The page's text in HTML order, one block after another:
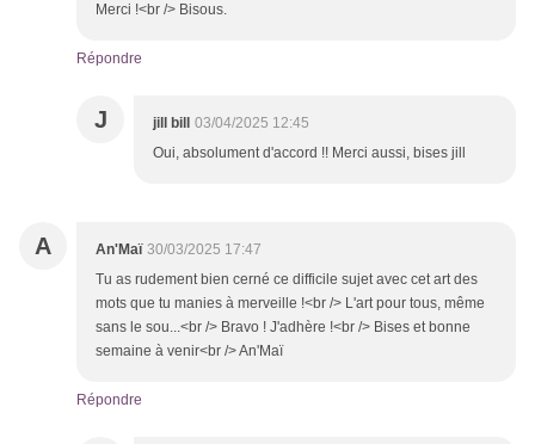
Merci !<br /> Bisous.
Répondre
J jill bill
03/04/2025 12:45
Oui, absolument d'accord !! Merci aussi, bises jill
A An'Maï 30/03/2025 17:47
Tu as rudement bien cerné ce difficile sujet avec cet art des
mots que tu manies à merveille !<br /> L'art pour tous, même
sans le sou...<br /> Bravo ! J'adhère !<br /> Bises et bonne
semaine à venir<br /> An'Maï
Répondre